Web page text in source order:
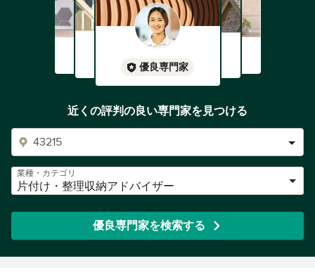
優良専門家
近くの評判の良い専門家を見つける
業種・カテゴリ
片付け・整理収納アドバイザー
優良専門家を検索する